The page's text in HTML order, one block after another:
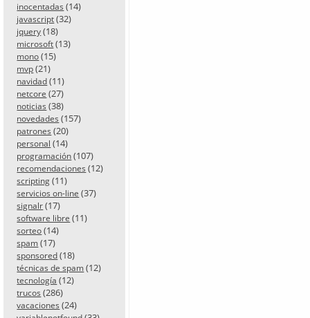
inocentadas (14)
javascript (32)
jquery (18)
microsoft (13)
mono (15)
mvp (21)
navidad (11)
netcore (27)
noticias (38)
novedades (157)
patrones (20)
personal (14)
programación (107)
recomendaciones (12)
scripting (11)
servicios on-line (37)
signalr (17)
software libre (11)
sorteo (14)
spam (17)
sponsored (18)
técnicas de spam (12)
tecnología (12)
trucos (286)
vacaciones (24)